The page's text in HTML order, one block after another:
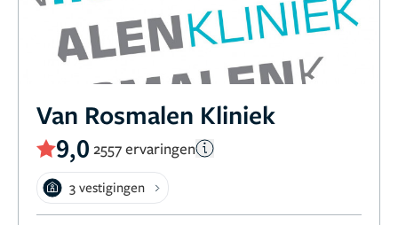
Van Rosmalen Kliniek
9,0 2557 ervaringen
3 vestigingen